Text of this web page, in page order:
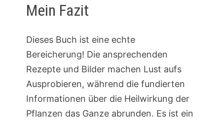
Mein Fazit
Dieses Buch ist eine echte
Bereicherung! Die ansprechenden
Rezepte und Bilder machen Lust aufs
Ausprobieren, während die fundierten
Informationen über die Heilwirkung der
Pflanzen das Ganze abrunden. Es ist ein